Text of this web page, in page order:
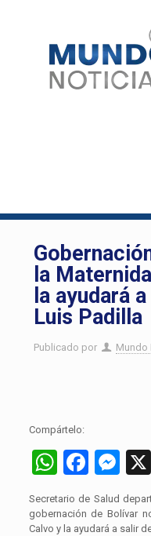
la
la ayudará
Luis Padilla
Publicado por Mundo
Compártelo:
Secretario de Salud
gobernación de Bolívar
Calvo y la ayudará a salir